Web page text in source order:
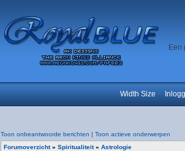
Een
Width Size
Toon onbeantwoorde berichten | Toon actieve onderwerpen
Forumoverzicht» Spiritualiteit» Astrologie